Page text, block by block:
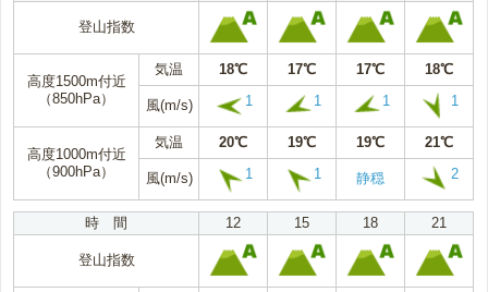
登山指数
高度1500m付近
（850hPa）
気温 18℃ 17℃ 17℃ 18℃
風(m/s) 1 1 1 1
高度1000m付近
（900hPa）
気温 20℃ 19℃ 19℃ 21℃
風(m/s) 1 1 静穏 2
時 間 12 15 18 21
登山指数